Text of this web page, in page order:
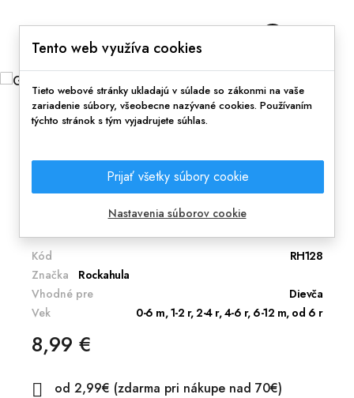
Domov Doplnky Doplnky do vlasov
Gumičky - Lola Ladybird Glitter Ponies
Pekný módny doplnok pre malé aj veľké
Kód
RH128
Značka
Rockahula
Vhodné pre
Dievča
Vek
0-6 m, 1-2 r, 2-4 r, 4-6 r, 6-12 m, od 6 r
8,99 €
 od 2,99€ (zdarma pri nákupe nad 70€)
Tento web využíva cookies
Tieto webové stránky ukladajú v súlade so zákonmi na vaše
zariadenie súbory, všeobecne nazývané cookies. Používaním
týchto stránok s tým vyjadrujete súhlas.
Prijať všetky súbory cookie
Nastavenia súborov cookie